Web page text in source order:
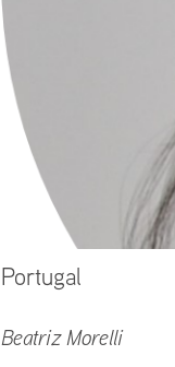
Portugal
Beatriz Morelli